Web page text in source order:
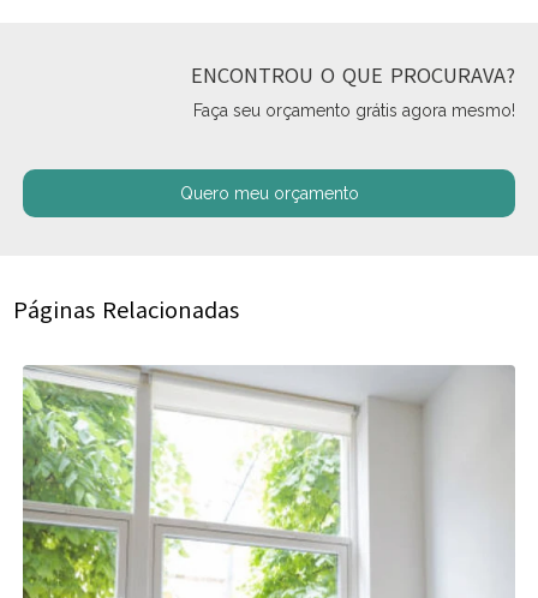
ENCONTROU O QUE PROCURAVA?
Faça seu orçamento grátis agora mesmo!
Quero meu orçamento
Páginas Relacionadas